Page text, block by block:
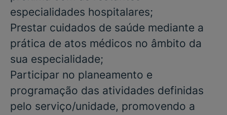
especialidades hospitalares;
Prestar cuidados de saúde mediante a
prática de atos médicos no âmbito da
sua especialidade;
Participar no planeamento e
programação das atividades definidas
pelo serviço/unidade, promovendo a